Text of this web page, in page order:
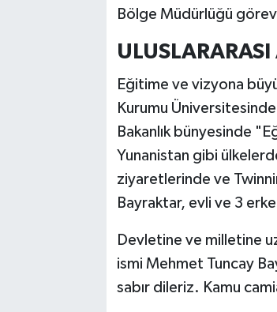
Bölge Müdürlüğü
Eğitime ve vizyona
Kurumu
Bakanlık bünyesinde
Yunanistan gibi
ziyaretlerinde ve
Bayraktar, evli ve 3
Devletine ve milletine
ismi Mehmet Tuncay
sabır dileriz. Kamu